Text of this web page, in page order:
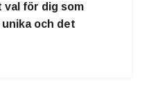
val för dig som
och det